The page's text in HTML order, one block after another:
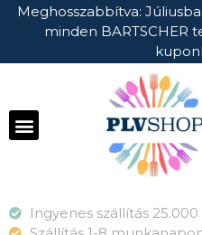
Meghosszabbítva:
minden BARTSCHER
Ingyenes szállítás